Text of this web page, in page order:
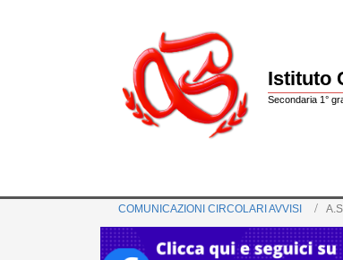
Istituto
Secondaria 1°
COMUNICAZIONI CIRCOLARI AVVISI